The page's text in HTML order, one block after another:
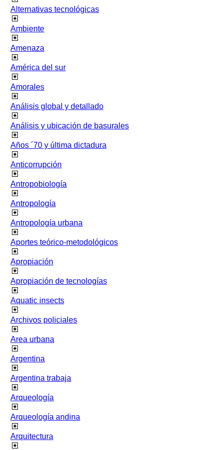
Alternativas tecnológicas
Ambiente
Amenaza
América del sur
Amorales
Análisis global y detallado
Análisis y ubicación de basurales
Años ´70 y última dictadura
Anticorrupción
Antropobiología
Antropología
Antropología urbana
Aportes teórico-metodológicos
Apropiación
Apropiación de tecnologías
Aquatic insects
Archivos policiales
Area urbana
Argentina
Argentina trabaja
Arqueología
Arqueología andina
Arquitectura